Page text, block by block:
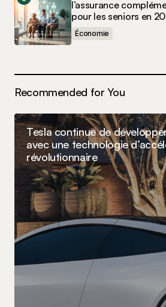
l’assurance
pour les seniors en
Économie
Recommended for You
Tesla continue de
avec une technologie
révolutionnaire